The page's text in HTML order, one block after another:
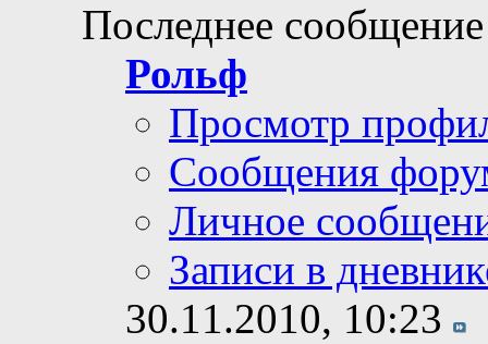
Последнее
Рольф
Просмотр
Сообщения
Личное
Записи в
30.11.2010, 10:23